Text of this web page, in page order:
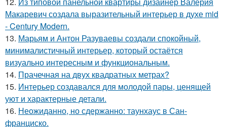
Макаревич создала выразительный интерьер в духе mid
- Century Modern.
13. Марьям и Антон Разуваевы создали спокойный,
минималистичный интерьер, который остаётся
визуально интересным и функциональным.
14. Прачечная на двух квадратных метрах?
15. Интерьер создавался для молодой пары, ценящей
уют и характерные детали.
16. Неожиданно, но сдержанно: таунхаус в Сан-
франциско.